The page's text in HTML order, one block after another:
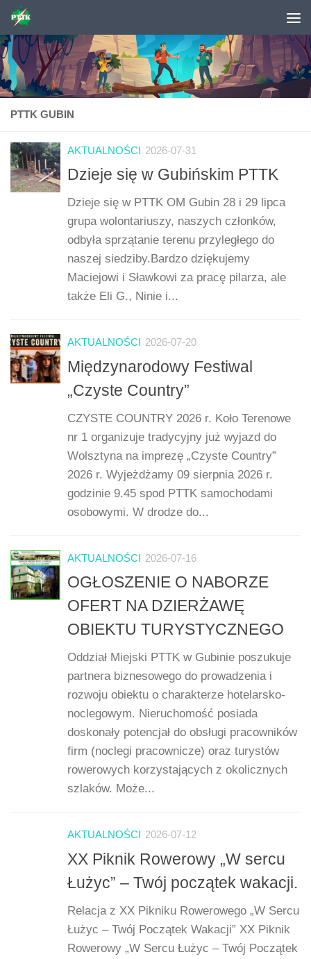
Skip to content
PTTK GUBIN
AKTUALNOŚCI 2026-07-31
Dzieje się w Gubińskim PTTK
Dzieje się w PTTK OM Gubin 28 i 29 lipca
grupa wolontariuszy, naszych członków,
odbyła sprzątanie terenu przyległego do
naszej siedziby.Bardzo dziękujemy
Maciejowi i Sławkowi za pracę pilarza, ale
także Eli G., Ninie i...
AKTUALNOŚCI 2026-07-20
Międzynarodowy Festiwal
„Czyste Country”
CZYSTE COUNTRY 2026 r. Koło Terenowe
nr 1 organizuje tradycyjny już wyjazd do
Wolsztyna na imprezę „Czyste Country”
2026 r. Wyjeżdżamy 09 sierpnia 2026 r.
godzinie 9.45 spod PTTK samochodami
osobowymi. W drodze do...
AKTUALNOŚCI 2026-07-16
OGŁOSZENIE O NABORZE
OFERT NA DZIERŻAWĘ
OBIEKTU TURYSTYCZNEGO
Oddział Miejski PTTK w Gubinie poszukuje
partnera biznesowego do prowadzenia i
rozwoju obiektu o charakterze hotelarsko-
noclegowym. Nieruchomość posiada
doskonały potencjał do obsługi pracowników
firm (noclegi pracownicze) oraz turystów
rowerowych korzystających z okolicznych
szlaków. Może...
AKTUALNOŚCI 2026-07-12
XX Piknik Rowerowy „W sercu
Łużyc” – Twój początek wakacji.
Relacja z XX Pikniku Rowerowego „W Sercu
Łużyc – Twój Początek Wakacji” XX Piknik
Rowerowy „W Sercu Łużyc – Twój Początek